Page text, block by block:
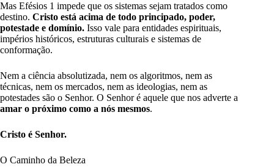
Mas Efésios 1 impede que os sistemas sejam tratados como
destino. Cristo está acima de todo principado, poder,
potestade e domínio. Isso vale para entidades espirituais,
impérios históricos, estruturas culturais e sistemas de
conformação.
Nem a ciência absolutizada, nem os algoritmos, nem as
técnicas, nem os mercados, nem as ideologias, nem as
potestades são o Senhor. O Senhor é aquele que nos adverte a
amar o próximo como a nós mesmos.
Cristo é Senhor.
O Caminho da Beleza